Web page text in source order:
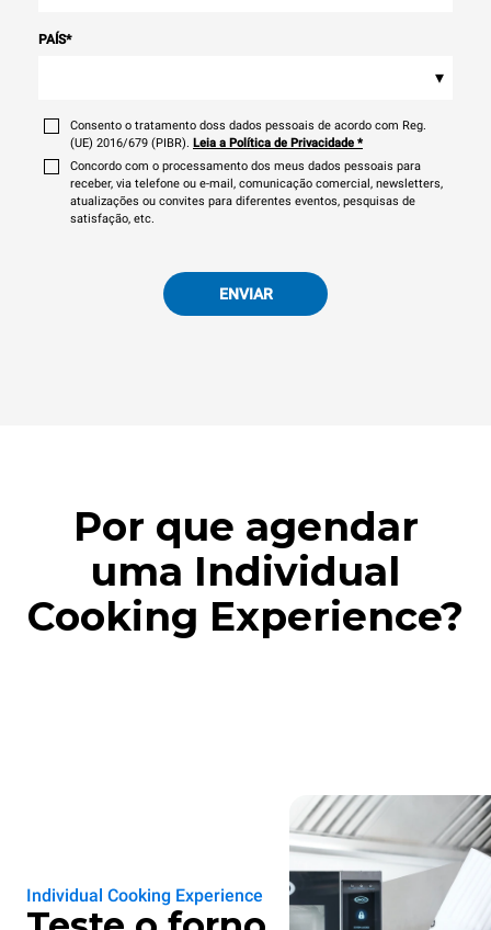
PAÍS*
▾
Consento o tratamento doss dados pessoais de acordo com Reg.
(UE) 2016/679 (PIBR). Leia a Política de Privacidade *
Concordo com o processamento dos meus dados pessoais para
receber, via telefone ou e-mail, comunicação comercial, newsletters,
atualizações ou convites para diferentes eventos, pesquisas de
satisfação, etc.
ENVIAR
Por que agendar
uma Individual
Cooking Experience?
Individual Cooking Experience